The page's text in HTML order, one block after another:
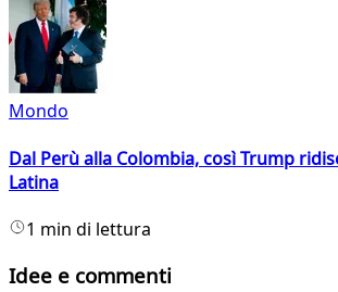
Mondo
Dal Perù alla Colombia, così Trump
Latina
1 min di lettura
Idee e commenti